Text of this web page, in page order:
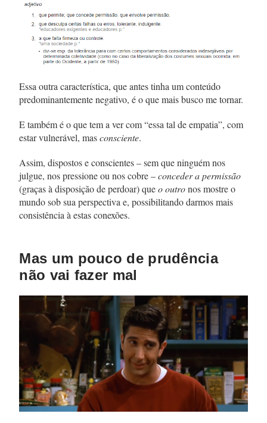
Essa outra característica, que antes tinha um conteúdo
predominantemente negativo, é o que mais busco me tornar.
E também é o que tem a ver com “essa tal de empatia”, com
estar vulnerável, masconsciente.
Assim, dispostos e conscientes – sem que ninguém nos
julgue, nos pressione ou nos cobre –conceder a permissão
(graças à disposição de perdoar) queo outronos mostre o
mundo sob sua perspectiva e, possibilitando darmos mais
consistência à estas conexões.
Mas um pouco de prudência
não vai fazer mal